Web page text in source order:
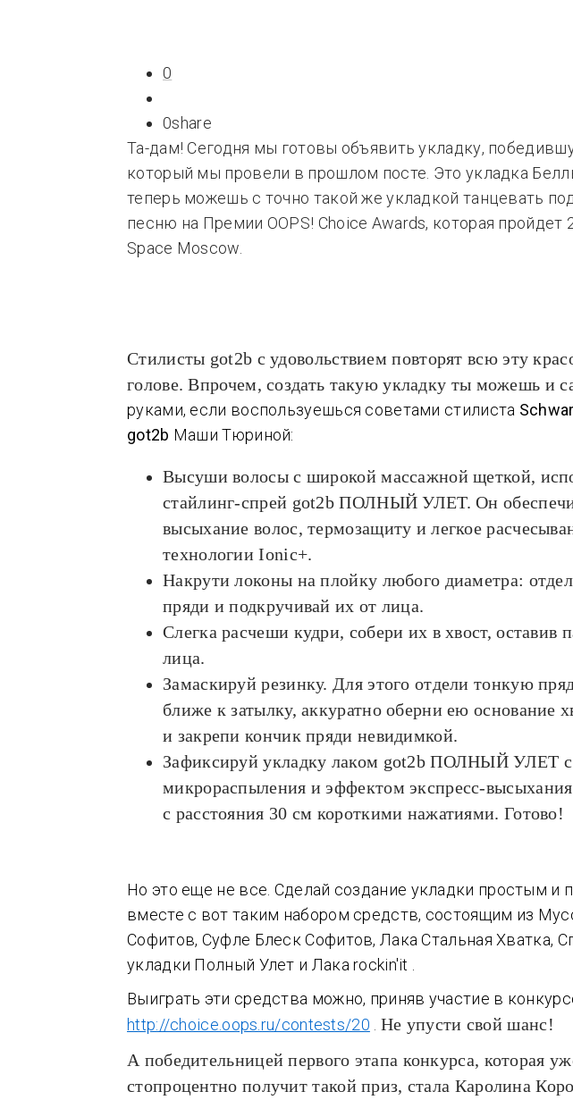
0
0share
Та-дам! Сегодня мы готовы объявить укладку,
который мы провели в прошлом посте. Это укладка
теперь можешь с точно такой же укладкой танцевать
песню на Премии OOPS! Choice Awards, которая пройдет
Space Moscow.
Стилисты got2b c удовольствием повторят всю эту
голове. Впрочем, создать такую укладку ты можешь и
руками, если воспользуешься советами стилиста
got2b Маши Тюриной:
Высуши волосы с широкой массажной щеткой,
стайлинг-спрей got2b ПОЛНЫЙ УЛЕТ. Он
высыхание волос, термозащиту и легкое
технологии Ionic+.
Накрути локоны на плойку любого диаметра:
пряди и подкручивай их от лица.
Слегка расчеши кудри, собери их в хвост, оставив
лица.
Замаскируй резинку. Для этого отдели тонкую
ближе к затылку, аккуратно оберни ею основание
и закрепи кончик пряди невидимкой.
Зафиксируй укладку лаком got2b ПОЛНЫЙ УЛЕТ с
микрораспыления и эффектом экспресс-
с расстояния 30 см короткими нажатиями. Готово!
Но это еще не все. Сделай создание укладки простым и
вместе с вот таким набором средств, состоящим из
Софитов, Суфле Блеск Софитов, Лака Стальная Хватка,
укладки Полный Улет и Лака rockin'it .
Выиграть эти средства можно, приняв участие в
http://choice.oops.ru/contests/20 . Не упусти свой шанс!
А победительницей первого этапа конкурса, которая
стопроцентно получит такой приз, стала Каролина